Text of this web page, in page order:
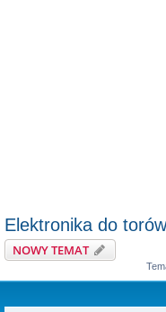
Elektronika do
NOWY TEMAT